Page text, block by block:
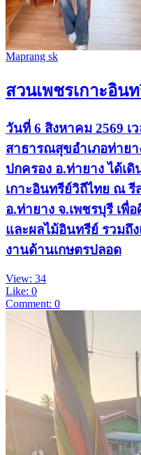
Maprang sk
สวนเพชรเกาะอิน
วันที่ 6 สิงหาคม 2569 เ
สาธารณสุขอำเภอท่าย
ปกครอง อ.ท่ายาง ได้เ
เกาะอินทรีย์วิถีไทย ณ รี
อ.ท่ายาง จ.เพชรบุรี เพื่
และผลไม้อินทรีย์ รวมถึ
งานด้านเกษตรปลอด
View: 34
Like: 0
Comment: 0